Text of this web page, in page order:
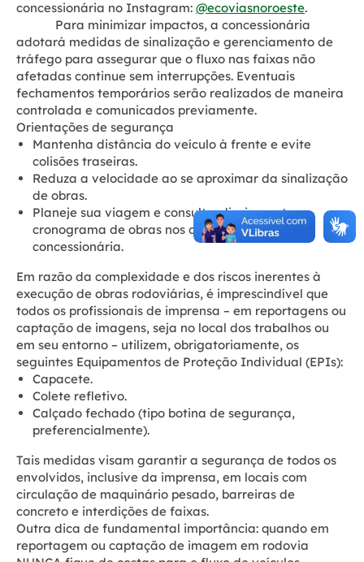
concessionária no Instagram: @ecoviasnoroeste.
Para minimizar impactos, a concessionária
adotará medidas de sinalização e gerenciamento de
tráfego para assegurar que o fluxo nas faixas não
afetadas continue sem interrupções. Eventuais
fechamentos temporários serão realizados de maneira
controlada e comunicados previamente.
Orientações de segurança
Mantenha distância do veículo à frente e evite
colisões traseiras.
Reduza a velocidade ao se aproximar da sinalização
de obras.
Planeje sua viagem e consulte, diariamente, o
cronograma de obras nos canais oficiais da
concessionária.
Em razão da complexidade e dos riscos inerentes à
execução de obras rodoviárias, é imprescindível que
todos os profissionais de imprensa – em reportagens ou
captação de imagens, seja no local dos trabalhos ou
em seu entorno – utilizem, obrigatoriamente, os
seguintes Equipamentos de Proteção Individual (EPIs):
Capacete.
Colete refletivo.
Calçado fechado (tipo botina de segurança,
preferencialmente).
Tais medidas visam garantir a segurança de todos os
envolvidos, inclusive da imprensa, em locais com
circulação de maquinário pesado, barreiras de
concreto e interdições de faixas.
Outra dica de fundamental importância: quando em
reportagem ou captação de imagem em rodovia